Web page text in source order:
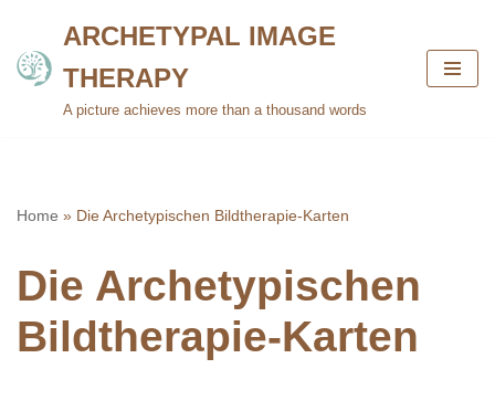
Skip
to
content
ARCHETYPAL IMAGE
THERAPY
A picture achieves more than a thousand words
Home » Die Archetypischen Bildtherapie-Karten
Die Archetypischen
Bildtherapie-Karten